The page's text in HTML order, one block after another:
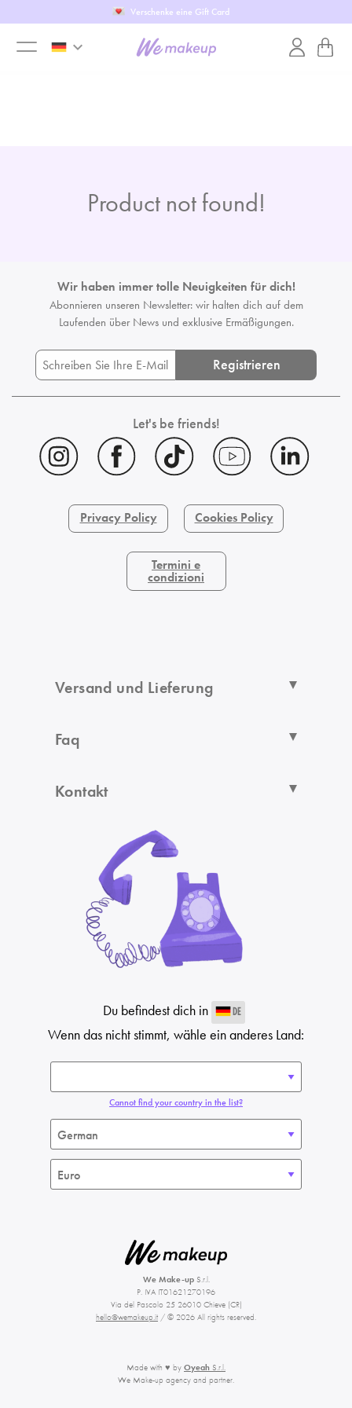
Warning: Trying to access array offset on null in
/var/www/vhosts/wemakeup.it/httpdocs/
Verschenke eine Gift Card
keyboard_arrow_down
Product not found!
Wir haben immer tolle Neuigkeiten für dich!
Abonnieren unseren Newsletter: wir halten dich auf dem
Laufenden über News und exklusive Ermäßigungen.
Registrieren
Let's be friends!
Privacy Policy Cookies Policy
Termini e
condizioni
Versand und Lieferung
Faq
Kontakt
Du befindest dich in DE
Wenn das nicht stimmt, wähle ein anderes Land:
Cannot find your country in the list?
We Make-upS.r.l.
P. IVA IT01621270196
Via del Pascolo 25 26010 Chieve (CR)
hello@wemakeup.it / © 2026 All rights reserved.
Made with ♥ by Oyeah S.r.l.
We Make-up agency and partner.